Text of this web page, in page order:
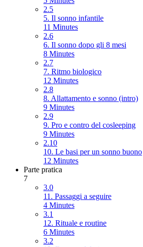
2.5
5. Il sonno infantile
11 Minutes
2.6
6. Il sonno dopo gli 8 mesi
8 Minutes
2.7
7. Ritmo biologico
12 Minutes
2.8
8. Allattamento e sonno (intro)
9 Minutes
2.9
9. Pro e contro del cosleeping
9 Minutes
2.10
10. Le basi per un sonno buono
12 Minutes
Parte pratica
7
3.0
11. Passaggi a seguire
4 Minutes
3.1
12. Rituale e routine
6 Minutes
3.2